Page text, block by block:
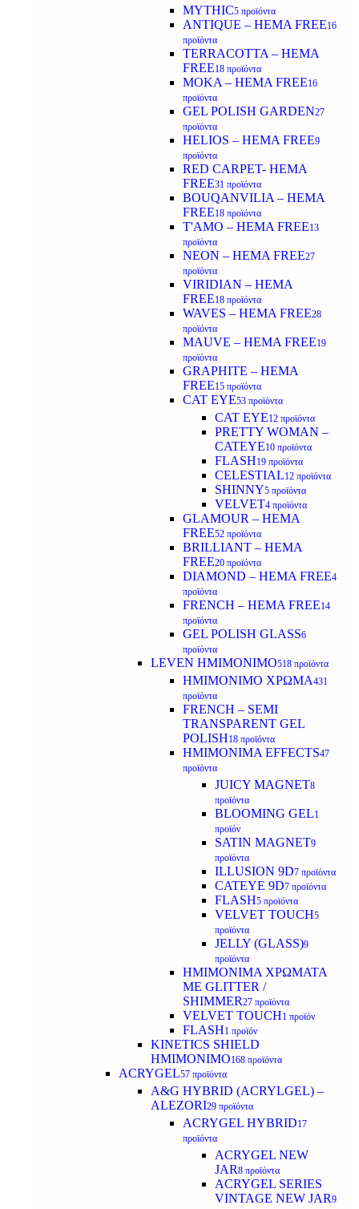
MYTHIC5 προϊόντα
ANTIQUE – HEMA FREE16
προϊόντα
TERRACOTTA – HEMA
FREE18 προϊόντα
MOKA – HEMA FREE16
προϊόντα
GEL POLISH GARDEN27
προϊόντα
HELIOS – HEMA FREE9
προϊόντα
RED CARPET- HEMA
FREE31 προϊόντα
BOUQANVILIA – HEMA
FREE18 προϊόντα
T'AMO – HEMA FREE13
προϊόντα
NEON – HEMA FREE27
προϊόντα
VIRIDIAN – HEMA
FREE18 προϊόντα
WAVES – HEMA FREE28
προϊόντα
MAUVE – HEMA FREE19
προϊόντα
GRAPHITE – HEMA
FREE15 προϊόντα
CAT EYE53 προϊόντα
CAT EYE12 προϊόντα
PRETTY WOMAN –
CATEYE10 προϊόντα
FLASH19 προϊόντα
CELESTIAL12 προϊόντα
SHINNY5 προϊόντα
VELVET4 προϊόντα
GLAMOUR – HEMA
FREE52 προϊόντα
BRILLIANT – HEMA
FREE20 προϊόντα
DIAMOND – HEMA FREE4
προϊόντα
FRENCH – HEMA FREE14
προϊόντα
GEL POLISH GLASS6
προϊόντα
LEVEN ΗΜΙΜΟΝΙΜΟ518 προϊόντα
ΗΜΙΜΟΝΙΜΟ ΧΡΩΜΑ431
προϊόντα
FRENCH – SEMI
TRANSPARENT GEL
POLISH18 προϊόντα
HMIMONIMA EFFECTS47
προϊόντα
JUICY MAGNET8
προϊόντα
BLOOMING GEL1
προϊόν
SATIN MAGNET9
προϊόντα
ILLUSION 9D7 προϊόντα
CATEYE 9D7 προϊόντα
FLASH5 προϊόντα
VELVET TOUCH5
προϊόντα
JELLY (GLASS)9
προϊόντα
ΗΜΙΜΟΝΙΜA ΧΡΩΜΑΤΑ
ΜΕ GLITTER /
SHIMMER27 προϊόντα
VELVET TOUCH1 προϊόν
FLASH1 προϊόν
KINETICS SHIELD
ΗΜΙΜΟΝΙΜΟ168 προϊόντα
ACRYGEL57 προϊόντα
A&G HYBRID (ACRYLGEL) –
ALEZORI29 προϊόντα
ACRYGEL HYBRID17
προϊόντα
ACRYGEL NEW
JAR8 προϊόντα
ACRYGEL SERIES
VINTAGE NEW JAR9